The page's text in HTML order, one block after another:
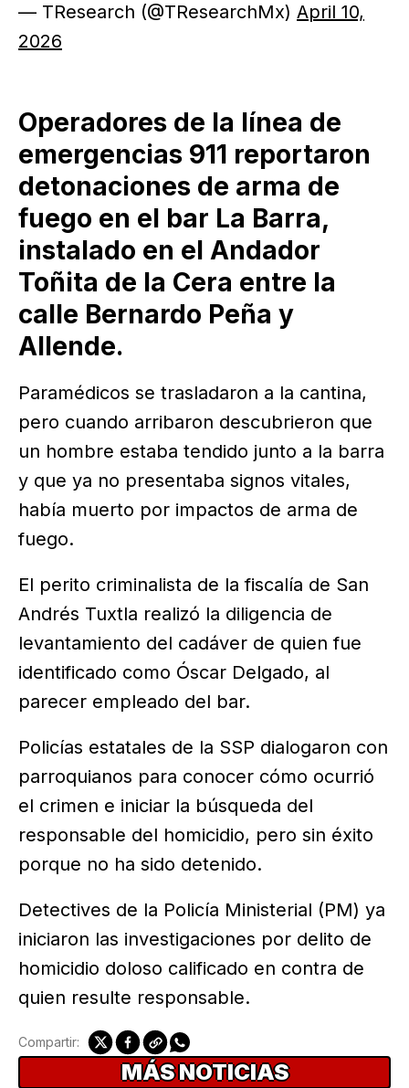
— TResearch (@TResearchMx) April 10,
2026
Operadores de la línea de
emergencias 911 reportaron
detonaciones de arma de
fuego en el bar La Barra,
instalado en el Andador
Toñita de la Cera entre la
calle Bernardo Peña y
Allende.
Paramédicos se trasladaron a la cantina,
pero cuando arribaron descubrieron que
un hombre estaba tendido junto a la barra
y que ya no presentaba signos vitales,
había muerto por impactos de arma de
fuego.
El perito criminalista de la fiscalía de San
Andrés Tuxtla realizó la diligencia de
levantamiento del cadáver de quien fue
identificado como Óscar Delgado, al
parecer empleado del bar.
Policías estatales de la SSP dialogaron con
parroquianos para conocer cómo ocurrió
el crimen e iniciar la búsqueda del
responsable del homicidio, pero sin éxito
porque no ha sido detenido.
Detectives de la Policía Ministerial (PM) ya
iniciaron las investigaciones por delito de
homicidio doloso calificado en contra de
quien resulte responsable.
Compartir:
MÁS NOTICIAS